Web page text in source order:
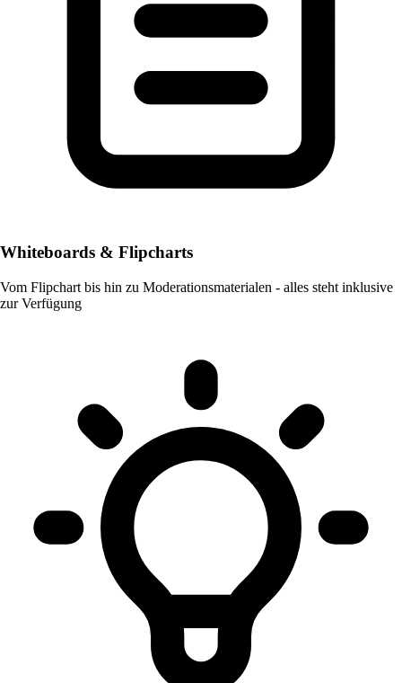
Whiteboards & Flipcharts
Vom Flipchart bis hin zu Moderationsmaterialen - alles steht inklusive
zur Verfügung